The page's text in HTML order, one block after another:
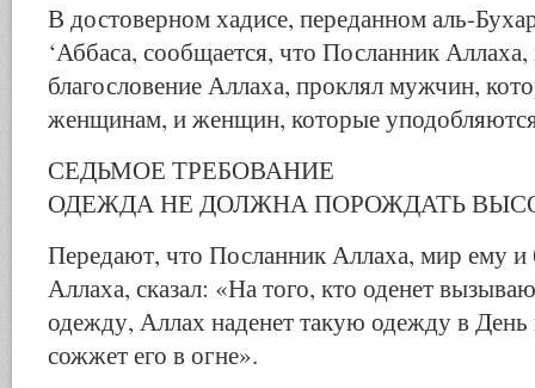
В достоверном хадисе, переданном аль-
‘Аббаса, сообщается, что Посланник
благословение Аллаха, проклял мужчин,
женщинам, и женщин, которые
СЕДЬМОЕ ТРЕБОВАНИЕ
ОДЕЖДА НЕ ДОЛЖНА ПОРОЖДАТЬ
Передают, что Посланник Аллаха, мир ему и
Аллаха, сказал: «На того, кто оденет
одежду, Аллах наденет такую одежду в День
сожжет его в огне».